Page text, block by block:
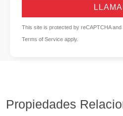
This site is protected by reCAPTCHA and
Terms of Service apply.
Propiedades